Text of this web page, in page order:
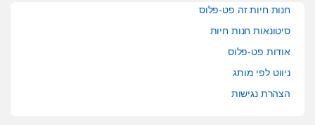
חנות חיות זה פט-פלוס
סיטונאות חנות חיות
אודות פט-פלוס
ניווט לפי מותג
הצהרת נגישות